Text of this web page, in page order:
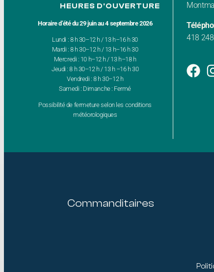
HEURES D'OUVERTURE
Horaire d’été du 29 juin au 4 septembre 2026
Lundi : 8 h 30–12 h / 13 h–16 h 30
Mardi : 8 h 30–12 h / 13 h–16 h 30
Mercredi : 10 h–12 h / 13 h–18 h
Jeudi : 8 h 30–12 h / 13 h –16 h 30
Vendredi : 8 h 30–12 h
Samedi : Dimanche : Fermé
Possibilité de fermeture selon les conditions
météorologiques
418
Commanditaires